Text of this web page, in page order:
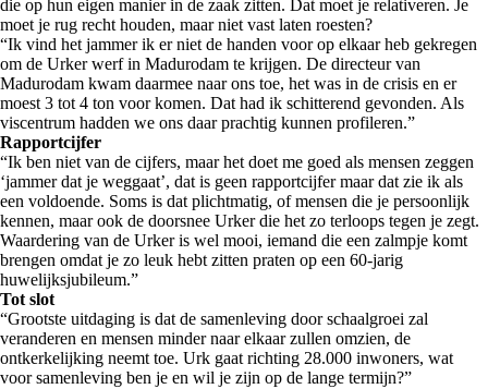
die op hun eigen manier in de zaak zitten. Dat moet je relativeren. Je
moet je rug recht houden, maar niet vast laten roesten?
“Ik vind het jammer ik er niet de handen voor op elkaar heb gekregen
om de Urker werf in Madurodam te krijgen. De directeur van
Madurodam kwam daarmee naar ons toe, het was in de crisis en er
moest 3 tot 4 ton voor komen. Dat had ik schitterend gevonden. Als
viscentrum hadden we ons daar prachtig kunnen profileren.”
Rapportcijfer
“Ik ben niet van de cijfers, maar het doet me goed als mensen zeggen
‘jammer dat je weggaat’, dat is geen rapportcijfer maar dat zie ik als
een voldoende. Soms is dat plichtmatig, of mensen die je persoonlijk
kennen, maar ook de doorsnee Urker die het zo terloops tegen je zegt.
Waardering van de Urker is wel mooi, iemand die een zalmpje komt
brengen omdat je zo leuk hebt zitten praten op een 60-jarig
huwelijksjubileum.”
Tot slot
“Grootste uitdaging is dat de samenleving door schaalgroei zal
veranderen en mensen minder naar elkaar zullen omzien, de
ontkerkelijking neemt toe. Urk gaat richting 28.000 inwoners, wat
voor samenleving ben je en wil je zijn op de lange termijn?”